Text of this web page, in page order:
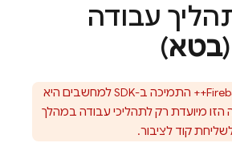
עבודה
בטא)
התמיכה ב-SDK למחשבים היא
הזו מיועדת רק לתהליכי עבודה במהלך
קוד לציבור.